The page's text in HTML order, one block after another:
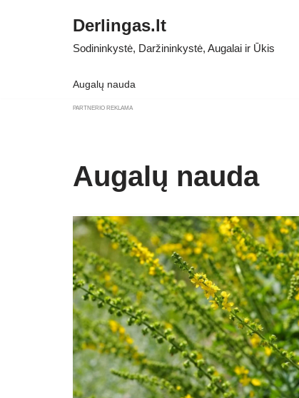
Derlingas.lt
Sodininkystė, Daržininkystė, Augalai ir Ūkis
Augalų nauda
PARTNERIO REKLAMA
Augalų nauda